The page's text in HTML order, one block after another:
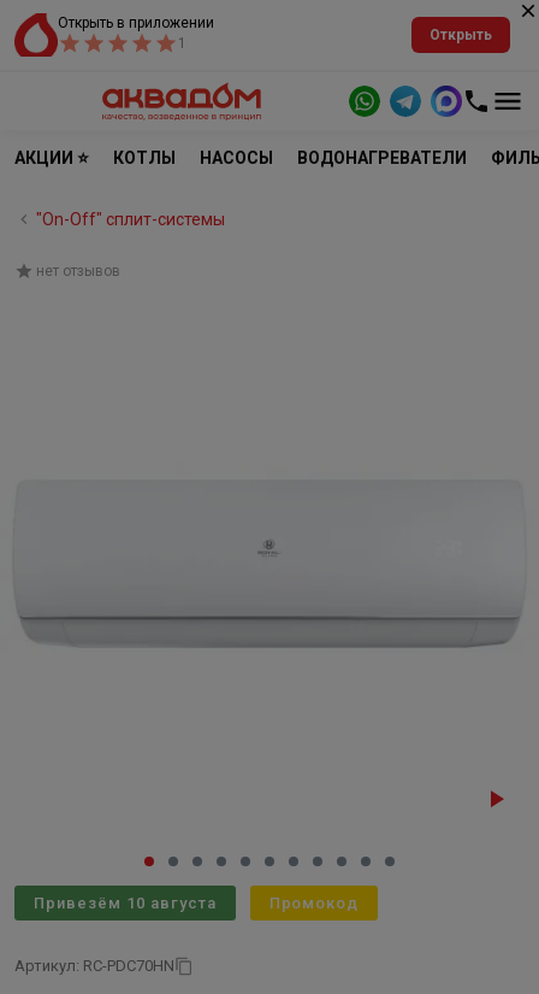
Открыть в приложении
1
Открыть
АКЦИИ ⭐ КОТЛЫ НАСОСЫ ВОДОНАГРЕВАТЕЛИ
"On-Off" cплит-системы
нет отзывов
Привезём 10 августа Промокод
Артикул: RC-PDC70HN